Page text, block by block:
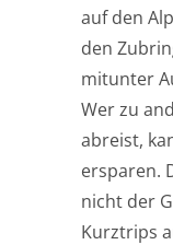
auf den
den
mitunter
Wer zu
abreist,
ersparen.
nicht der
Kurztrips